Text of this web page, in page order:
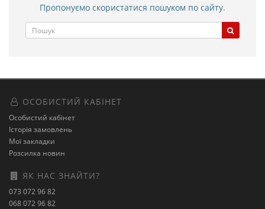
Пропонуємо скористатися пошуком по сайту.
ОСОБИСТИЙ КАБІНЕТ
Особистий кабінет
Історія замовлень
Мої закладки
Розсилка новин
ЯК НАС ЗНАЙТИ?
073 072 96 82
068 072 96 82